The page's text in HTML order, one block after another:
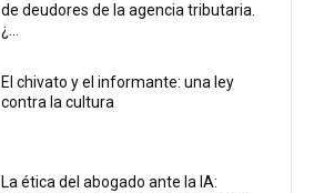
de deudores de la agencia tributaria.
¿...
El chivato y el informante: una ley
contra la cultura
La ética del abogado ante la IA: